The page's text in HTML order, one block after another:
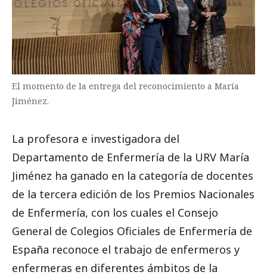
El momento de la entrega del reconocimiento a María
Jiménez.
La profesora e investigadora del
Departamento de Enfermería de la URV María
Jiménez ha ganado en la categoría de docentes
de la tercera edición de los Premios Nacionales
de Enfermería, con los cuales el Consejo
General de Colegios Oficiales de Enfermería de
España reconoce el trabajo de enfermeros y
enfermeras en diferentes ámbitos de la